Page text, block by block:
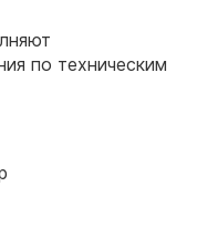
по техническим